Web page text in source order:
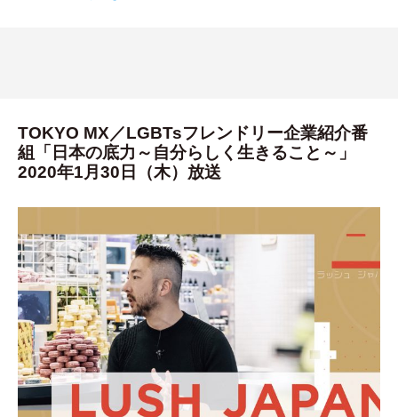
TOKYO MX／LGBTsフレンドリー企業紹介番
組「日本の底力～自分らしく生きること～」
2020年1月30日（木）放送